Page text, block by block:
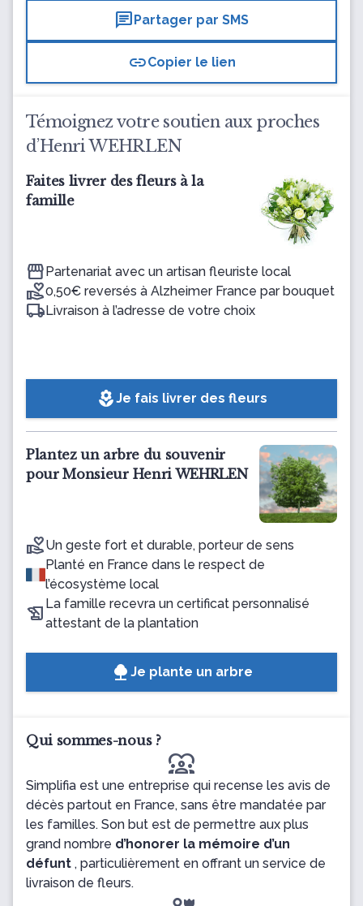
chatPartager par SMS
linkCopier le lien
Témoignez votre soutien aux proches
d’Henri WEHRLEN
Faites livrer des fleurs à la
famille
Partenariat avec un artisan fleuriste local
0,50€ reversés à Alzheimer France par bouquet
Livraison à l’adresse de votre choix
local_floristJe fais livrer des fleurs
Plantez un arbre du souvenir
pour Monsieur Henri WEHRLEN
Un geste fort et durable, porteur de sens
Planté en France dans le respect de
l’écosystème local
La famille recevra un certificat personnalisé
attestant de la plantation
Je plante un arbre
Qui sommes-nous ?
diversity_1
Simplifia est une entreprise qui recense les avis de
décès partout en France, sans être mandatée par
les familles. Son but est de permettre aux plus
grand nombre d’honorer la mémoire d’un
défunt , particulièrement en offrant un service de
livraison de fleurs.